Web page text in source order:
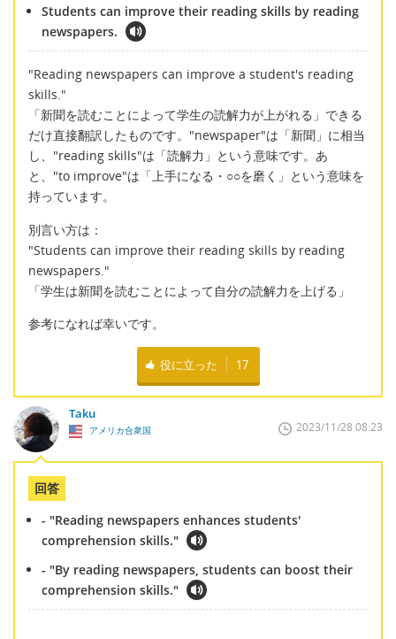
Students can improve their reading skills by reading
newspapers.
"Reading newspapers can improve a student's reading
skills."
「新聞を読むことによって学生の読解力が上がれる」できる
だけ直接翻訳したものです。"newspaper"は「新聞」に相当
し、"reading skills"は「読解力」という意味です。あ
と、"to improve"は「上手になる・○○を磨く」という意味を
持っています。
別言い方は：
"Students can improve their reading skills by reading
newspapers."
「学生は新聞を読むことによって自分の読解力を上げる」
参考になれば幸いです。
役に立った 17
Taku
アメリカ合衆国 2023/11/28 08:23
回答
- "Reading newspapers enhances students'
comprehension skills."
- "By reading newspapers, students can boost their
comprehension skills."